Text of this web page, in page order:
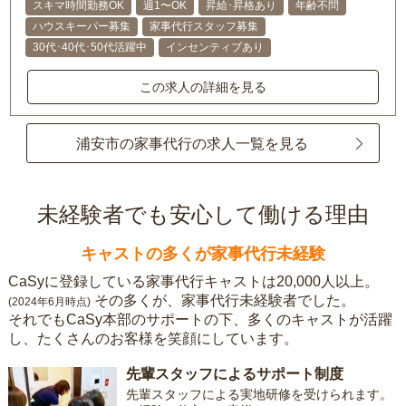
スキマ時間勤務OK 週1〜OK 昇給･昇格あり
年齢不問
ハウスキーパー募集
家事代行スタッフ募集
30代･40代･50代活躍中
インセンティブあり
この求人の詳細を見る
浦安市の家事代行の求人一覧を見る
未経験者でも安心して働ける理由
キャストの多くが家事代行未経験
CaSyに登録している家事代行キャストは20,000人以上。
(2024年6月時点) その多くが、家事代行未経験者でした。
それでもCaSy本部のサポートの下、多くのキャストが活躍
し、たくさんのお客様を笑顔にしています。
先輩スタッフによるサポート制度
先輩スタッフによる実地研修を受けられます。